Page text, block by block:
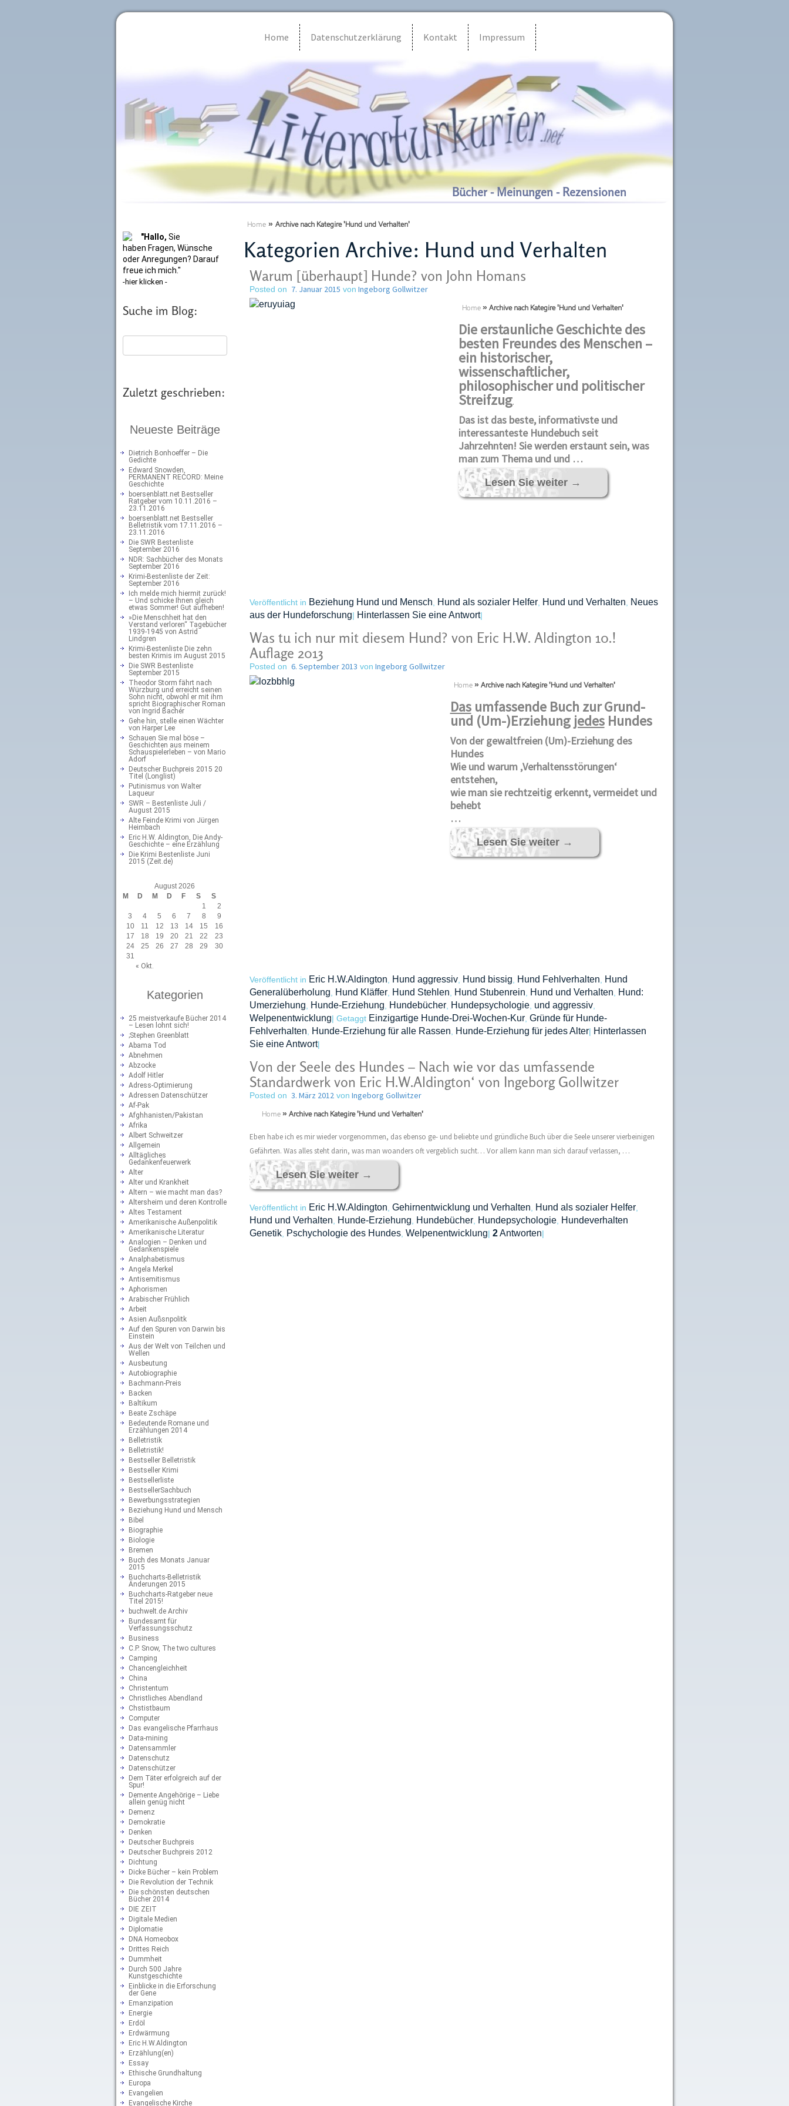
Home Datenschutzerklärung Kontakt Impressum
Bücher - Meinungen - Rezensionen
"Hallo, Sie
haben Fragen, Wünsche
oder Anregungen? Darauf
freue ich mich."
-hier klicken -
Suche im Blog:
Zuletzt geschrieben:
Neueste Beiträge
Dietrich Bonhoeffer – Die
Gedichte
Edward Snowden,
PERMANENT RECORD: Meine
Geschichte
boersenblatt.net Bestseller
Ratgeber vom 10.11.2016 –
23.11.2016
boersenblatt.net Bestseller
Belletristik vom 17.11.2016 –
23.11.2016
Die SWR Bestenliste
September 2016
NDR: Sachbücher des Monats
September 2016
Krimi-Bestenliste der Zeit:
September 2016
Ich melde mich hiermit zurück!
– Und schicke Ihnen gleich
etwas Sommer! Gut aufheben!
»Die Menschheit hat den
Verstand verloren“ Tagebücher
1939-1945 von Astrid
Lindgren
Krimi-Bestenliste Die zehn
besten Krimis im August 2015
Die SWR Bestenliste
September 2015
Theodor Storm fährt nach
Würzburg und erreicht seinen
Sohn nicht, obwohl er mit ihm
spricht Biographischer Roman
von Ingrid Bachér
Gehe hin, stelle einen Wächter
von Harper Lee
Schauen Sie mal böse –
Geschichten aus meinem
Schauspielerleben – von Mario
Adorf
Deutscher Buchpreis 2015 20
Titel (Longlist)
Putinismus von Walter
Laqueur
SWR – Bestenliste Juli /
August 2015
Alte Feinde Krimi von Jürgen
Heimbach
Eric H.W. Aldington, Die Andy-
Geschichte – eine Erzählung
Die Krimi Bestenliste Juni
2015 (Zeit.de)
August 2026
M
D M D F S S
« Okt.
1
2
3
4 5 6 7 8
9
10
11 12 13 14 15
16
17
18 19 20 21 22
23
24
25 26 27 28 29
30
31
Kategorien
25 meistverkaufe Bücher 2014
– Lesen lohnt sich!
;Stephen Greenblatt
Abama Tod
Abnehmen
Abzocke
Adolf Hitler
Adress-Optimierung
Adressen Datenschützer
Af-Pak
Afghhanisten/Pakistan
Afrika
Albert Schweitzer
Allgemein
Alltägliches
Gedankenfeuerwerk
Alter
Alter und Krankheit
Altern – wie macht man das?
Altersheim und deren Kontrolle
Altes Testament
Amerikanische Außenpolitik
Amerikanische Literatur
Analogien – Denken und
Gedankenspiele
Analphabetismus
Angela Merkel
Antisemitismus
Aphorismen
Arabischer Frühlich
Arbeit
Asien Außsnpolitk
Auf den Spuren von Darwin bis
Einstein
Aus der Welt von Teilchen und
Wellen
Ausbeutung
Autobiographie
Bachmann-Preis
Backen
Baltikum
Beate Zschäpe
Bedeutende Romane und
Erzählungen 2014
Belletristik
Belletristik!
Bestseller Belletristik
Bestseller Krimi
Bestsellerliste
BestsellerSachbuch
Bewerbungsstrategien
Beziehung Hund und Mensch
Bibel
Biographie
Biologie
Bremen
Buch des Monats Januar
2015
Buchcharts-Belletristik
Änderungen 2015
Buchcharts-Ratgeber neue
Titel 2015!
buchwelt.de Archiv
Bundesamt für
Verfassungsschutz
Business
C.P. Snow, The two cultures
Camping
Chancengleichheit
China
Christentum
Christliches Abendland
Chstistbaum
Computer
Das evangelische Pfarrhaus
Data-mining
Datensammler
Datenschutz
Datenschützer
Dem Täter erfolgreich auf der
Spur!
Demente Angehörige – Liebe
allein genüg nicht
Demenz
Demokratie
Denken
Deutscher Buchpreis
Deutscher Buchpreis 2012
Dichtung
Dicke Bücher – kein Problem
Die Revolution der Technik
Die schönsten deutschen
Bücher 2014
DIE ZEIT
Digitale Medien
Diplomatie
DNA Homeobox
Drittes Reich
Dummheit
Durch 500 Jahre
Kunstgeschichte
Einblicke in die Erforschung
der Gene
Emanzipation
Energie
Erdöl
Erdwärmung
Eric H.W.Aldington
Erzählung(en)
Essay
Ethische Grundhaltung
Europa
Evangelien
Evangelische Kirche
Home » Archive nach Kategire 'Hund und Verhalten'
Kategorien Archive: Hund und Verhalten
Warum [überhaupt] Hunde? von John Homans
Posted on 7. Januar 2015 von Ingeborg Gollwitzer
Home » Archive nach Kategire 'Hund und Verhalten'
Die erstaunliche Geschichte des
besten Freundes des Menschen –
ein historischer,
wissenschaftlicher,
philosophischer und politischer
Streifzug.
Das ist das beste, informativste und
interessanteste Hundebuch seit
Jahrzehnten! Sie werden erstaunt sein, was
man zum Thema und und …
Lesen Sie weiter →
Veröffentlicht in Beziehung Hund und Mensch Hund als sozialer Helfer, Hund und Verhalten
Neues
aus der Hundeforschung| Hinterlassen Sie eine Antwort|
Was tu ich nur mit diesem Hund? von Eric H.W. Aldington 10.!
Auflage 2013
Posted on 6. September 2013 von Ingeborg Gollwitzer
Home » Archive nach Kategire 'Hund und Verhalten'
Dasumfassende Buch zur Grund-
und (Um-)Erziehung jedesHundes
Von der gewaltfreien (Um)-Erziehung des
Hundes
Wie und warum ‚Verhaltensstörungen‘
entstehen,
wie man sie rechtzeitig erkennt, vermeidet und
behebt
…
Lesen Sie weiter →
Veröffentlicht in Eric H.W.Aldington Hund aggressiv, Hund bissig Hund Fehlverhalten
Hund
Generalüberholung
Hund Kläffer, Hund Stehlen Hund Stubenrein Hund und Verhalten
Hund:
Umerziehung
Hunde-Erziehung Hundebücher, Hundepsychologie, und aggressiv,
Welpenentwicklung| Getaggt Einzigartige Hunde-Drei-Wochen-Kur, Gründe für Hunde-
Fehlverhalten
Hunde-Erziehung für alle Rassen Hunde-Erziehung für jedes Alter| Hinterlassen
Sie eine Antwort|
Von der Seele des Hundes – Nach wie vor das umfassende
Standardwerk von Eric H.W.Aldington‘ von Ingeborg Gollwitzer
Posted on 3. März 2012 von Ingeborg Gollwitzer
Home » Archive nach Kategire 'Hund und Verhalten'
Eben habe ich es mir wieder vorgenommen, das ebenso ge- und beliebte und gründliche Buch über die Seele unserer vierbeinigen
Gefährten. Was alles steht darin, was man woanders oft vergeblich sucht… Vor allem kann man sich darauf verlassen, …
Lesen Sie weiter →
Veröffentlicht in Eric H.W.Aldington Gehirnentwicklung und Verhalten Hund als sozialer Helfer,
Hund und Verhalten Hunde-Erziehung Hundebücher, Hundepsychologie,
Hundeverhalten
Genetik, Pschychologie des Hundes, Welpenentwicklung| 2Antworten|